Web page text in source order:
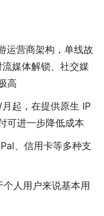
运营商架构，单线故
媒体解锁、社交媒
高
起，在提供原生 IP
可进一步降低成本
、信用卡等多种支
人用户来说基本用